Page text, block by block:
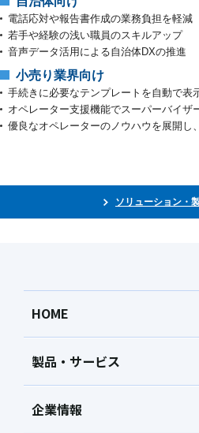
電話応対や報告書作成の業務負担を軽減
若手や経験の浅い職員のスキルアップ
音声データ活用による自治体DXの推進
小売り業界向け
手続きに必要なテンプレートを自動で表
オペレーター支援機能でスーパーバイザ
優良なオペレーターのノウハウを展開し
ソリューション・
HOME
製品・サービス
企業情報